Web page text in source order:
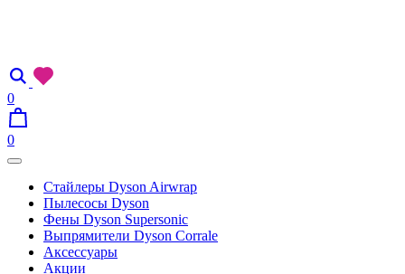
0
0
Стайлеры Dyson Airwrap
Пылесосы Dyson
Фены Dyson Supersonic
Выпрямители Dyson Corrale
Аксессуары
Акции